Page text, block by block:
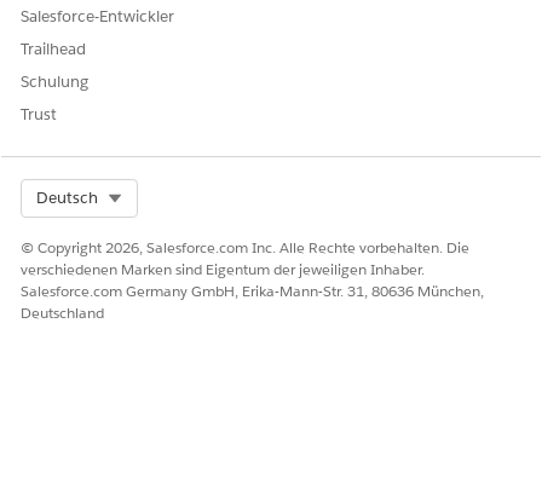
Geben Sie uns Feedback, damit wir uns verbessern können.
Salesforce-Entwickler
Trailhead
Schulung
Trust
Deutsch
© Copyright 2026, Salesforce.com Inc. Alle Rechte vorbehalten. Die
verschiedenen Marken sind Eigentum der jeweiligen Inhaber.
Salesforce.com Germany GmbH, Erika-Mann-Str. 31, 80636 München,
Deutschland